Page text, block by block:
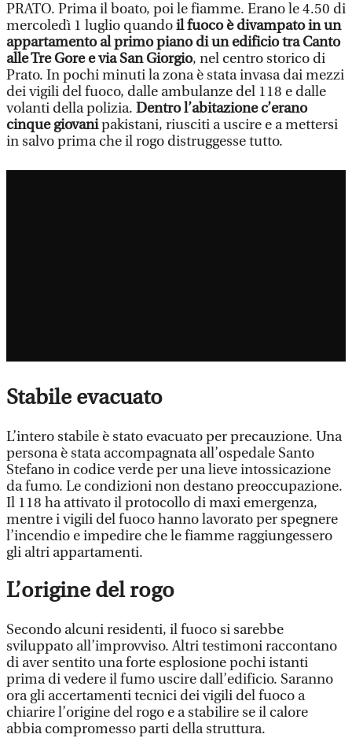
PRATO. Prima il boato, poi le fiamme. Erano le 4.50 di
mercoledì 1 luglio quandoil fuoco è divampato in un
appartamento al primo piano di un edificio tra Canto
alle Tre Gore e via San Giorgio, nel centro storico di
Prato. In pochi minuti la zona è stata invasa dai mezzi
dei vigili del fuoco, dalle ambulanze del 118 e dalle
volanti della polizia. Dentro l’abitazione c’erano
cinque giovanipakistani, riusciti a uscire e a mettersi
in salvo prima che il rogo distruggesse tutto.
Stabile evacuato
L’intero stabile è stato evacuato per precauzione. Una
persona è stata accompagnata all’ospedale Santo
Stefano in codice verde per una lieve intossicazione
da fumo. Le condizioni non destano preoccupazione.
Il 118 ha attivato il protocollo di maxi emergenza,
mentre i vigili del fuoco hanno lavorato per spegnere
l’incendio e impedire che le fiamme raggiungessero
gli altri appartamenti.
L’origine del rogo
Secondo alcuni residenti, il fuoco si sarebbe
sviluppato all’improvviso. Altri testimoni raccontano
di aver sentito una forte esplosione pochi istanti
prima di vedere il fumo uscire dall’edificio. Saranno
ora gli accertamenti tecnici dei vigili del fuoco a
chiarire l’origine del rogo e a stabilire se il calore
abbia compromesso parti della struttura.